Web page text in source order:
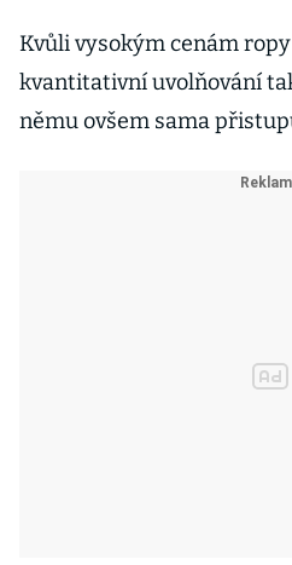
Kvůli vysokým cenám
kvantitativní uvolňování
němu ovšem sama